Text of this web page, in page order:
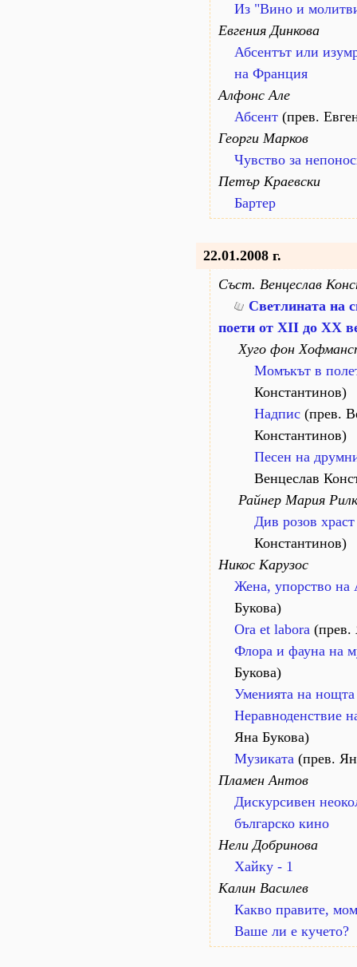
Из "Вино и
Евгения Динкова
Абсентът или
на Франция
Алфонс Але
Абсент (прев.
Георги Марков
Чувство за
Петър Краевски
Бартер
22.01.2008 г.
Съст. Венцеслав
Светлината на
поети от XII до XX
Хуго фон
Момъкът в
Константинов)
Надпис (прев.
Константинов)
Песен на
Венцеслав
Райнер Мария
Див розов храст
Константинов)
Никос Карузос
Жена, упорство на
Букова)
Ora et labora (прев.
Флора и фауна на
Букова)
Уменията на нощта
Неравноденствие
Яна Букова)
Музиката (прев.
Пламен Антов
Дискурсивен
българско кино
Нели Добринова
Хайку - 1
Калин Василев
Какво правите,
Ваше ли е кучето?